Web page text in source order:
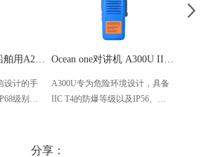
设计的手
级别的
时间无操
A300U专为危险环境设计，具备
IIC T4的防爆等级以及IP56、
使用
分享：